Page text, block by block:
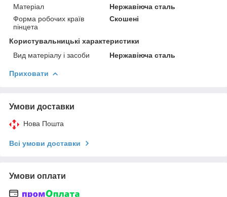
Матеріал
Нержавіюча сталь
Форма робочих країв
пінцета
Скошені
Користувальницькі характеристики
Вид матеріалу і засоби
Нержавіюча сталь
Приховати
Умови доставки
Нова Пошта
Всі умови доставки
Умови оплати